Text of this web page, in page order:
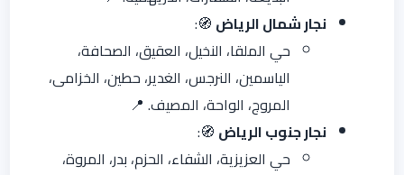
نجار شمال الرياض 🧭:
حي الملقا، النخيل، العقيق، الصحافة،
الياسمين، النرجس، الغدير، حطين، الخزامى،
المروج، الواحة، المصيف. 📍
نجار جنوب الرياض 🧭:
حي العزيزية، الشفاء، الحزم، بدر، المروة،